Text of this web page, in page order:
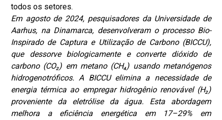
todos os setores.
Em agosto de 2024, pesquisadores da Universidade de
Aarhus, na Dinamarca, desenvolveram o processo Bio-
Inspirado de Captura e Utilização de Carbono (BICCU),
que dessorve biologicamente e converte dióxido de
carbono (CO₂) em metano (CH₄) usando metanógenos
hidrogenotróficos. A BICCU elimina a necessidade de
energia térmica ao empregar hidrogênio renovável (H₂)
proveniente da eletrólise da água. Esta abordagem
melhora a eficiência energética em 17–29% em